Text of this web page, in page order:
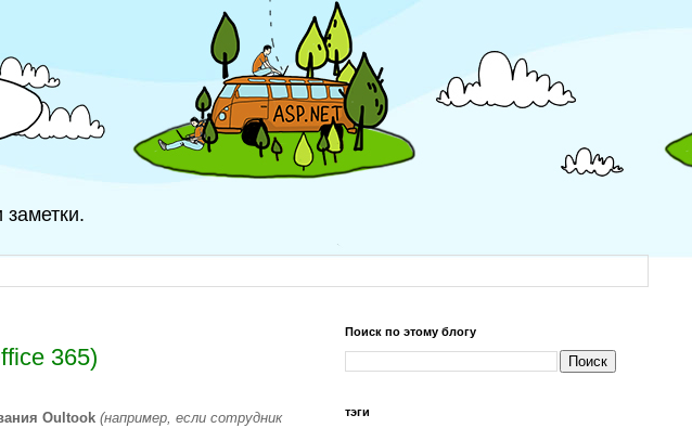
365)
Oultook (например, если сотрудник
Поиск по этому блогу
тэги